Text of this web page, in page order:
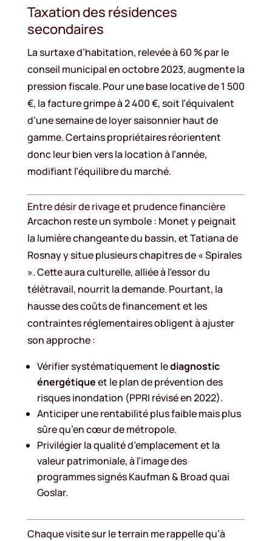
Taxation des résidences
secondaires
La surtaxe d’habitation, relevée à 60 % par le
conseil municipal en octobre 2023, augmente la
pression fiscale. Pour une base locative de 1 500
€, la facture grimpe à 2 400 €, soit l’équivalent
d’une semaine de loyer saisonnier haut de
gamme. Certains propriétaires réorientent
donc leur bien vers la location à l’année,
modifiant l’équilibre du marché.
Entre désir de rivage et prudence financière
Arcachon reste un symbole : Monet y peignait
la lumière changeante du bassin, et Tatiana de
Rosnay y situe plusieurs chapitres de « Spirales
». Cette aura culturelle, alliée à l’essor du
télétravail, nourrit la demande. Pourtant, la
hausse des coûts de financement et les
contraintes réglementaires obligent à ajuster
son approche :
Vérifier systématiquement lediagnostic
énergétiqueet le plan de prévention des
risques inondation (PPRI révisé en 2022).
Anticiper une rentabilité plus faible mais plus
sûre qu’en cœur de métropole.
Privilégier la qualité d’emplacement et la
valeur patrimoniale, à l’image des
programmes signés Kaufman & Broad quai
Goslar.
Chaque visite sur le terrain me rappelle qu’à